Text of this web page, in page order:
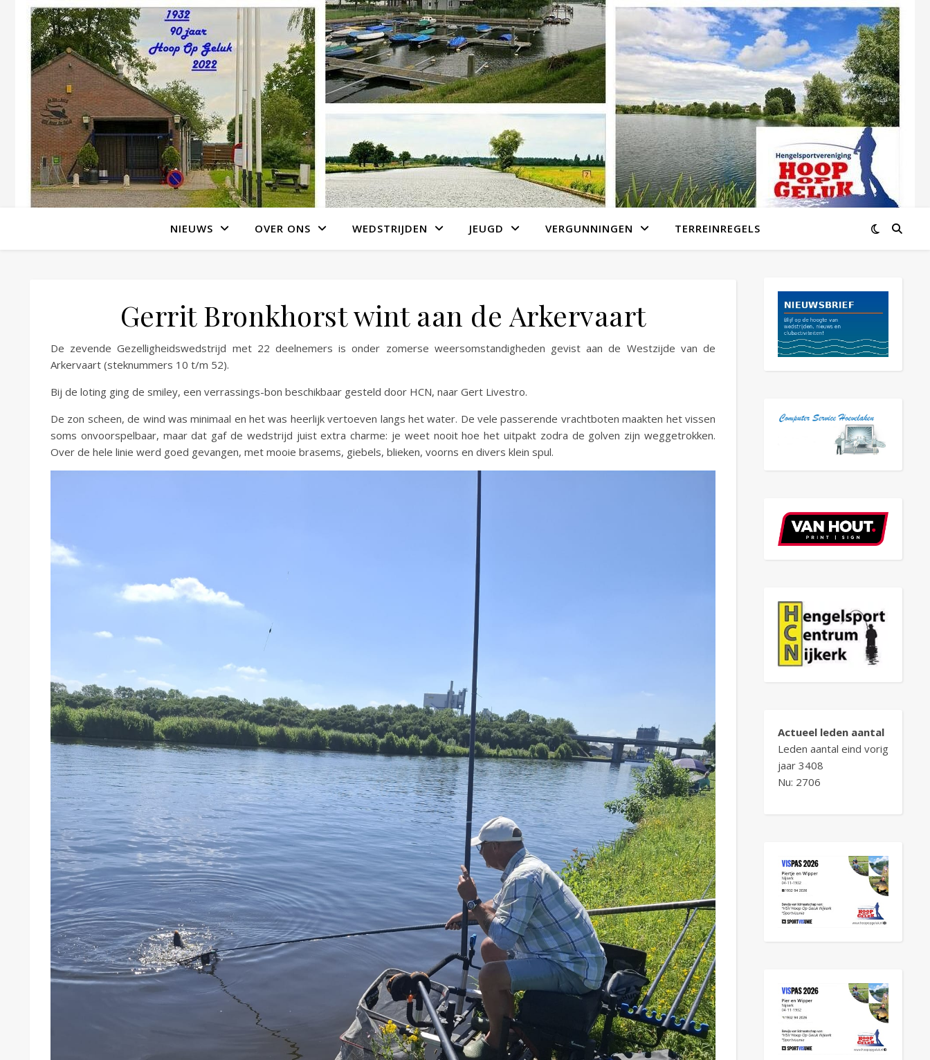
NIEUWS OVER ONS WEDSTRIJDEN JEUGD VERGUNNINGEN TERREINREGELS
Gerrit Bronkhorst wint aan de Arkervaart
De zevende Gezelligheidswedstrijd met 22 deelnemers is onder zomerse weersomstandigheden gevist aan de Westzijde van de
Arkervaart (steknummers 10 t/m 52).
Bij de loting ging de smiley, een verrassings-bon beschikbaar gesteld door HCN, naar Gert Livestro.
De zon scheen, de wind was minimaal en het was heerlijk vertoeven langs het water. De vele passerende vrachtboten maakten het vissen
soms onvoorspelbaar, maar dat gaf de wedstrijd juist extra charme: je weet nooit hoe het uitpakt zodra de golven zijn weggetrokken.
Over de hele linie werd goed gevangen, met mooie brasems, giebels, blieken, voorns en divers klein spul.
Actueel leden aantal
Leden aantal eind vorig
jaar 3408
Nu: 2706